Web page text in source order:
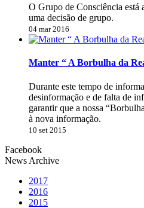
O Grupo de Consciência está
uma decisão de grupo.
04 mar 2016
Manter “ A Borbulha da
Durante este tempo de
desinformação e de falta de
garantir que a nossa
à nova informação.
10 set 2015
Facebook
News Archive
2017
2016
2015